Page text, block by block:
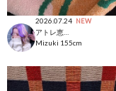
2026.07.24 NEW
Mizuki 155cm